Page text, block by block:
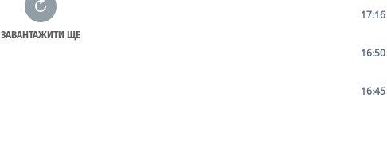
ЗАВАНТАЖИТИ ЩЕ
17:16
16:50
16:45